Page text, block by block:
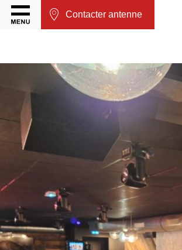
Contacter antenne